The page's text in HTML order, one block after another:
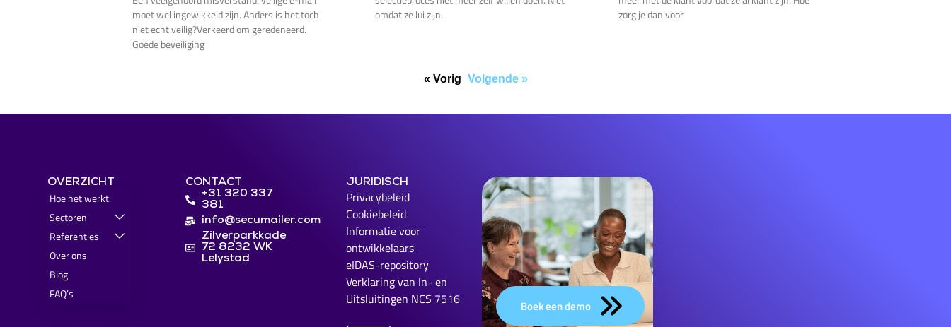
moet wel ingewikkeld zijn. Anders is het toch
niet echt veilig?Verkeerd om geredeneerd.
Goede beveiliging
omdat ze lui zijn.
zorg je dan voor
« Vorig Volgende »
OVERZICHT
Hoe het werkt
Sectoren
Referenties
Over ons
Blog
FAQ’s
CONTACT
+31 320 337
381
info@secumailer.com
Zilverparkkade
72 8232 WK
Lelystad
JURIDISCH
Privacybeleid
Cookiebeleid
Informatie voor
ontwikkelaars
eIDAS-repository
Verklaring van In- en
Uitsluitingen NCS 7516
Boek een demo